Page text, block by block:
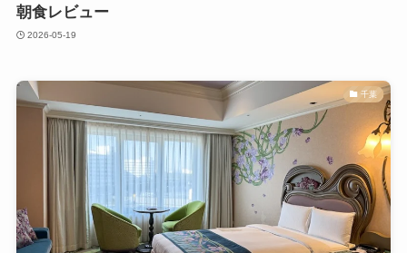
朝食レビュー
2026-05-19
千葉